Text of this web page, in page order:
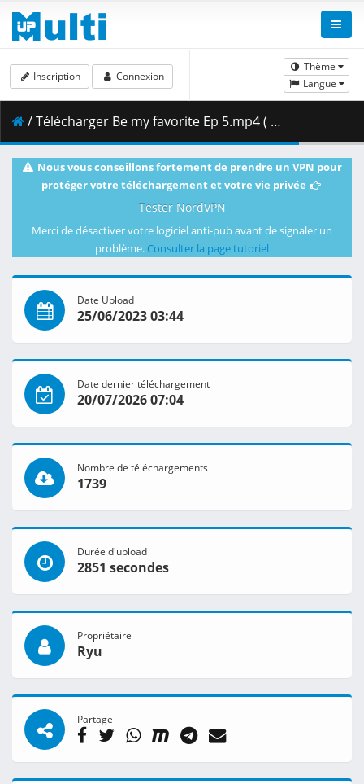
Thème
Langue
Inscription Connexion
/ Télécharger Be my favorite Ep 5.mp4 ( 1.42 GB )
Nous vous conseillons fortement de prendre un VPN pour
protéger votre téléchargement et votre vie privée
Tester NordVPN
Merci de désactiver votre logiciel anti-pub avant de signaler un
problème. Consulter la page tutoriel
Date Upload
25/06/2023 03:44
Date dernier téléchargement
20/07/2026 07:04
Nombre de téléchargements
1739
Durée d'upload
2851 secondes
Propriétaire
Ryu
Partage